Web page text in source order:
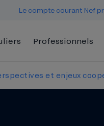
Le compte courant Nef
Professionnels
et enjeux